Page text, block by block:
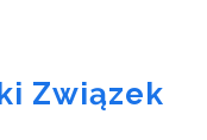
Związek